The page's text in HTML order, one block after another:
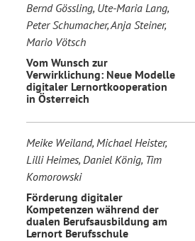
Bernd Gössling, Ute-Maria Lang,
Peter Schumacher, Anja Steiner,
Mario Vötsch
Vom Wunsch zur
Verwirklichung: Neue Modelle
digitaler Lernortkooperation
in Österreich
Meike Weiland, Michael Heister,
Lilli Heimes, Daniel König, Tim
Komorowski
Förderung digitaler
Kompetenzen während der
dualen Berufsausbildung am
Lernort Berufsschule